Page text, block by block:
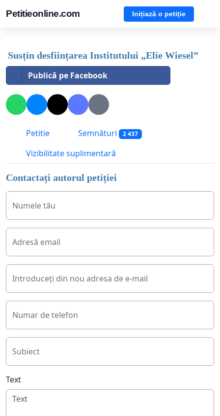
Petitieonline.com Inițiază o petiție
Susțin desființarea Institutului „Elie Wiesel”
Publică pe Facebook
Petitie Semnături 2 437
Vizibilitate suplimentară
Contactați autorul petiției
Numele tău
Adresă email
Introduceți din nou adresa de e-mail
Numar de telefon
Subiect
Text